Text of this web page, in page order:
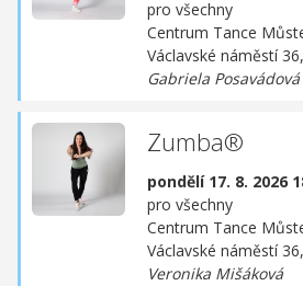
pro všechny
Centrum Tance
Václavské náměstí
Gabriela Posavádová
Zumba®
pondělí 17. 8. 2026
pro všechny
Centrum Tance
Václavské náměstí
Veronika Mišáková